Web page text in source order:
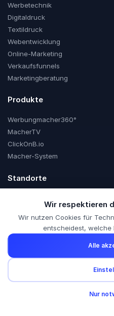
Werbetechnik
Digitaldruck
Textildruck
Webentwicklung
Online-Marketing
Verkaufsfunnels
Marketingberatung
Produkte
Werbungmacher360°
MacherTV
ClickOnB.io
Macher-System
Standorte
Lahr
Achern
Gengenbach
FreiburgSchreib uns – wir
Anfrage
Wir respektieren
Wir nutzen Cookies für
entscheidest, welche
Alle
Nur